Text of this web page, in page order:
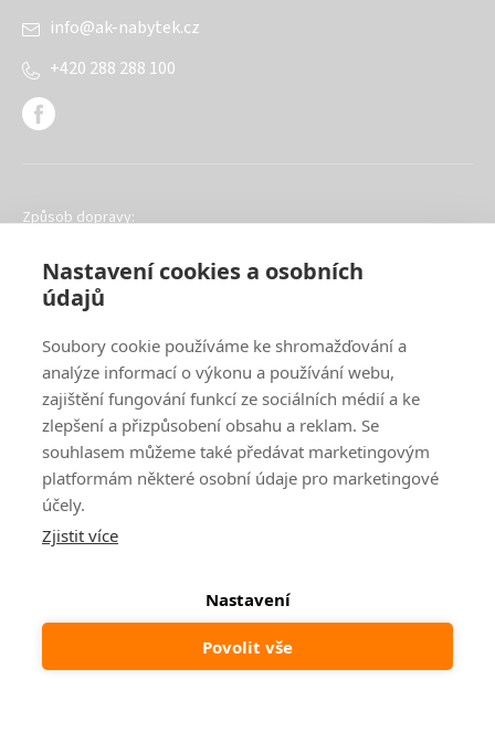
Nastavení cookies a osobních
údajů
Soubory cookie používáme ke shromažďování a
analýze informací o výkonu a používání webu,
zajištění fungování funkcí ze sociálních médií a ke
zlepšení a přizpůsobení obsahu a reklam. Se
souhlasem můžeme také předávat marketingovým
platformám některé osobní údaje pro marketingové
účely.
Zjistit více
Nastavení
Povolit vše
info@ak-nabytek.cz
+420 288 288 100
Způsob dopravy:
Oblíbené způsoby platby:
Shoptet |mime digital
www.ak-nabytek.cz